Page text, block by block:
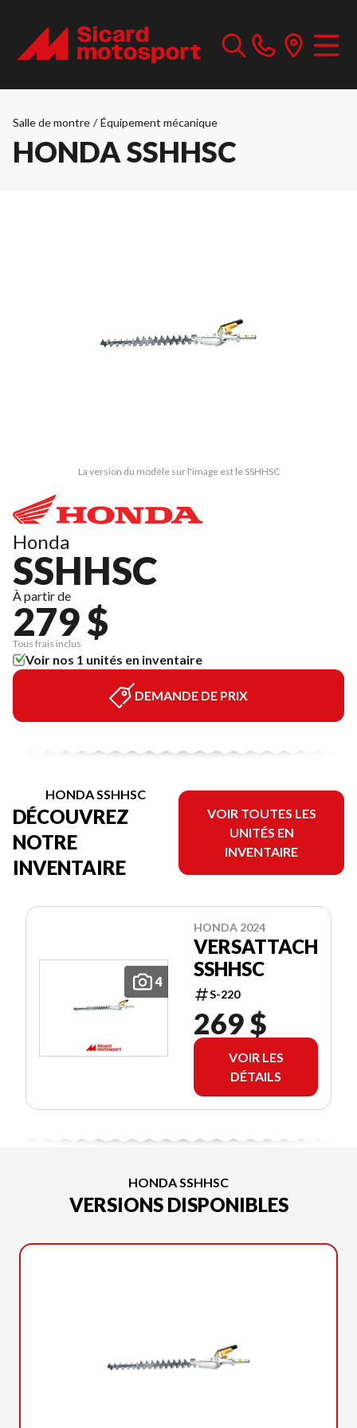
Salle de montre / Équipement mécanique
HONDA SSHHSC
La version du modèle sur l'image est le SSHHSC
Honda
SSHHSC
À partir de
279 $
Tous frais inclus
Voir nos 1 unités en inventaire
DEMANDE DE PRIX
HONDA SSHHSC
DÉCOUVREZ
NOTRE
INVENTAIRE
VOIR TOUTES LES
UNITÉS EN
INVENTAIRE
4
HONDA 2024
VERSATTACH
SSHHSC
S-220
269 $
VOIR LES
DÉTAILS
HONDA SSHHSC
VERSIONS DISPONIBLES